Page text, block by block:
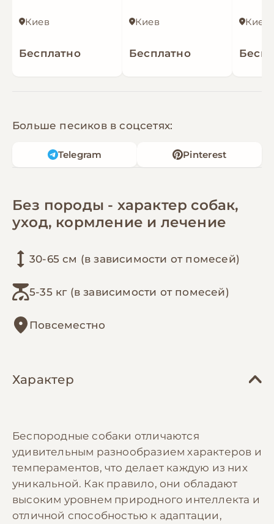
Киев
Бесплатно
Киев
Бесплатно
Киев
Больше песиков в соцсетях:
Telegram Pinterest
Без породы - характер собак,
уход, кормление и лечение
30-65 см (в зависимости от помесей)
5-35 кг (в зависимости от помесей)
Повсеместно
Характер
Беспородные собаки отличаются
удивительным разнообразием характеров и
темпераментов, что делает каждую из них
уникальной. Как правило, они обладают
высоким уровнем природного интеллекта и
отличной способностью к адаптации,